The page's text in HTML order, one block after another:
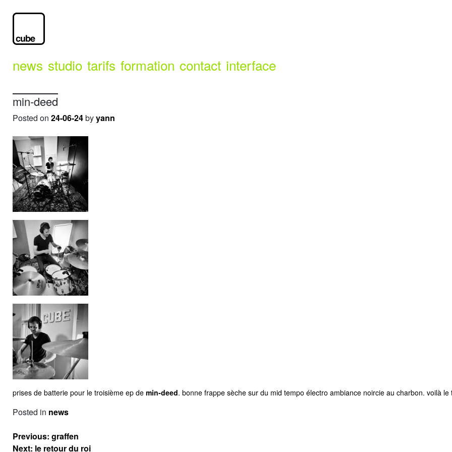
news studio tarifs formation contact interface
min-deed
Posted on 24-06-24byyann
prises de batterie pour le troisième ep de min-deed. bonne frappe sèche sur du mid tempo électro ambiance noircie au charbon. voilà le
Posted in news
Navigation
de
Previous: graffen
Next: le retour du roi